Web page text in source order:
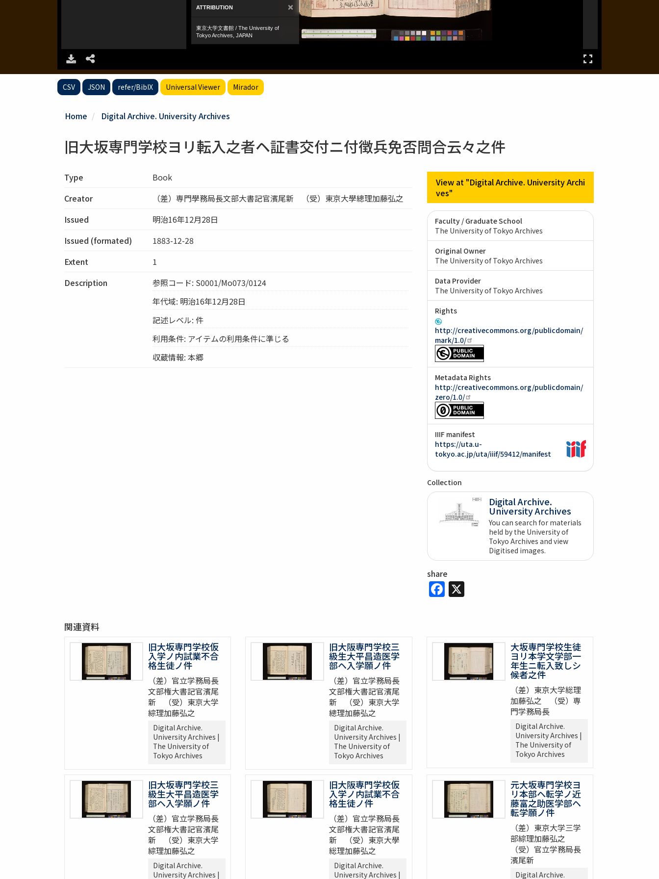
CSV JSON refer/BibIX Universal Viewer Mirador
Home Digital Archive. University Archives
旧大坂専門学校ヨリ転入之者ヘ証書交付ニ付徴兵免否問合云々之件
Type
Book
Creator
（差）専門學務局長文部大書記官濱尾新 （受）東京大學總理加藤弘之
Issued
明治16年12月28日
Issued (formated)
1883-12-28
Extent
1
Description
参照コード: S0001/Mo073/0124
年代域: 明治16年12月28日
記述レベル: 件
利用条件: アイテムの利用条件に準じる
収蔵情報: 本郷
View at "Digital Archive. University Archi
ves"
Faculty / Graduate School
The University of Tokyo Archives
Original Owner
The University of Tokyo Archives
Data Provider
The University of Tokyo Archives
Rights
http://creativecommons.org/publicdomain/
mark/1.0/
Metadata Rights
http://creativecommons.org/publicdomain/
zero/1.0/
IIIF manifest
https://uta.u-
tokyo.ac.jp/uta/iiif/59412/manifest
Collection
Digital Archive.
University Archives
You can search for materials
held by the University of
Tokyo Archives and view
Digitised images.
share
Facebook
X
関連資料
旧大坂専門学校仮
入学ノ内試業不合
格生徒ノ件
（差）官立学務局長
文部権大書記官濱尾
新 （受）東京大学
綜理加藤弘之
Digital Archive.
University Archives |
The University of
Tokyo Archives
旧大阪専門学校三
級生大平昌造医学
部ヘ入学願ノ件
（差）官立学務局長
文部権大書記官濱尾
新 （受）東京大学
總理加藤弘之
Digital Archive.
University Archives |
The University of
Tokyo Archives
大坂専門学校生徒
ヨリ本学文学部一
年生ニ転入致しシ
候者之件
（差）東京大学総理
加藤弘之 （受）専
門学務局長
Digital Archive.
University Archives |
The University of
Tokyo Archives
旧大坂専門学校三
級生大平昌造医学
部ヘ入学願ノ件
（差）官立学務局長
文部権大書記官濱尾
新 （受）東京大学
綜理加藤弘之
Digital Archive.
University Archives |
旧大阪専門学校仮
入学ノ内試業不合
格生徒ノ件
（差）官立学務局長
文部権大書記官濱尾
新 （受）東京大學
総理加藤弘之
Digital Archive.
University Archives |
元大坂専門学校ヨ
リ本部ヘ転学ノ近
藤富之助医学部ヘ
転学願ノ件
（差）東京大学三学
部綜理加藤弘之
（受）官立学務局長
濱尾新
Digital Archive.